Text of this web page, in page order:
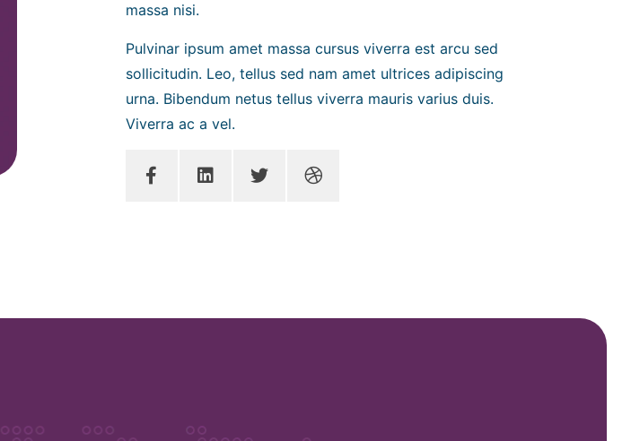
massa nisi.
Pulvinar ipsum amet massa cursus viverra est arcu sed
sollicitudin. Leo, tellus sed nam amet ultrices adipiscing
urna. Bibendum netus tellus viverra mauris varius duis.
Viverra ac a vel.